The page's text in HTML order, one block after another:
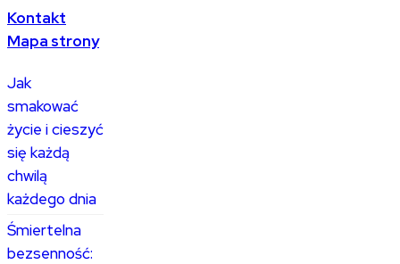
Kontakt
Mapa strony
Jak
smakować
życie i cieszyć
się każdą
chwilą
każdego dnia
Śmiertelna
bezsenność: